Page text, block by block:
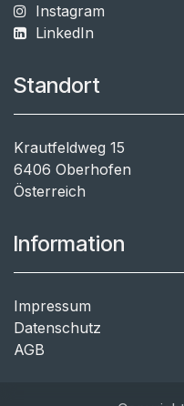
Instagram
LinkedIn
Standort
Krautfeldweg 15
6406 Oberhofen
Österreich
Information
Impressum
Datenschutz
AGB